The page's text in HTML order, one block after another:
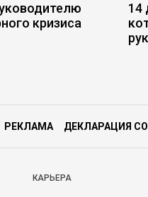
кризиса
14
РЕКЛАМА ДЕКЛАРАЦИЯ
КАРЬЕРА